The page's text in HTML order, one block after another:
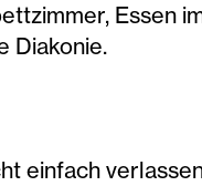
Essen
Diakonie.
einfach